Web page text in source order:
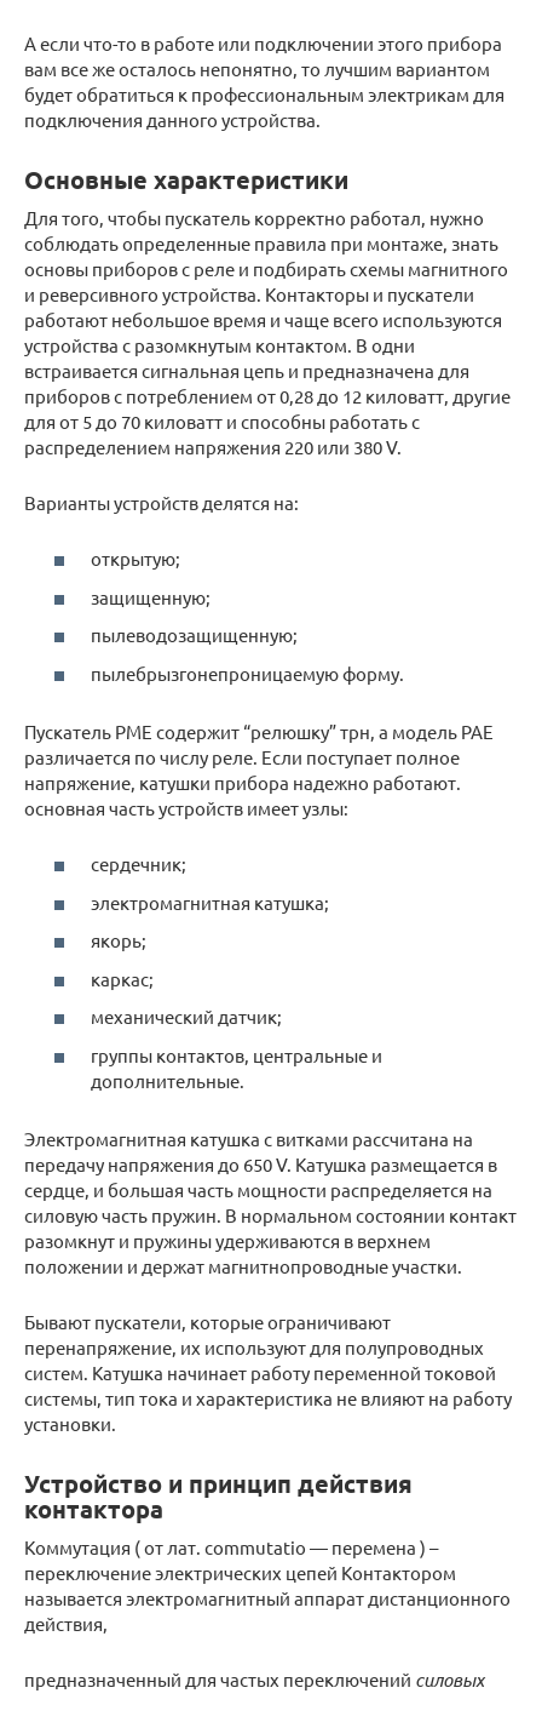
А если что-то в работе или подключении этого прибора
вам все же осталось непонятно, то лучшим вариантом
будет обратиться к профессиональным электрикам для
подключения данного устройства.
Основные характеристики
Для того, чтобы пускатель корректно работал, нужно
соблюдать определенные правила при монтаже, знать
основы приборов с реле и подбирать схемы магнитного
и реверсивного устройства. Контакторы и пускатели
работают небольшое время и чаще всего используются
устройства с разомкнутым контактом. В одни
встраивается сигнальная цепь и предназначена для
приборов с потреблением от 0,28 до 12 киловатт, другие
для от 5 до 70 киловатт и способны работать с
распределением напряжения 220 или 380 V.
Варианты устройств делятся на:
открытую;
защищенную;
пылеводозащищенную;
пылебрызгонепроницаемую форму.
Пускатель PME содержит “релюшку” трн, а модель PAE
различается по числу реле. Если поступает полное
напряжение, катушки прибора надежно работают.
основная часть устройств имеет узлы:
сердечник;
электромагнитная катушка;
якорь;
каркас;
механический датчик;
группы контактов, центральные и
дополнительные.
Электромагнитная катушка с витками рассчитана на
передачу напряжения до 650 V. Катушка размещается в
сердце, и большая часть мощности распределяется на
силовую часть пружин. В нормальном состоянии контакт
разомкнут и пружины удерживаются в верхнем
положении и держат магнитнопроводные участки.
Бывают пускатели, которые ограничивают
перенапряжение, их используют для полупроводных
систем. Катушка начинает работу переменной токовой
системы, тип тока и характеристика не влияют на работу
установки.
Устройство и принцип действия
контактора
Коммутация ( от лат. сommutatio — перемена ) –
переключение электрических цепей Контактором
называется электромагнитный аппарат дистанционного
действия,
предназначенный для частых переключений силовых